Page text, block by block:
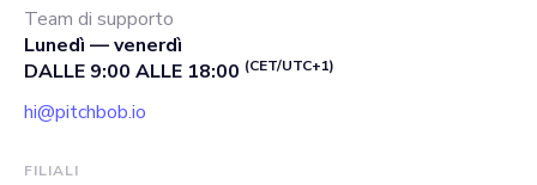
Team di supporto
Lunedì — venerdì
DALLE 9:00 ALLE 18:00 (CET/UTC+1)
hi@pitchbob.io
FILIALI